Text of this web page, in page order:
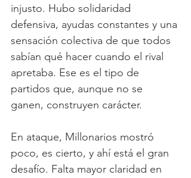
injusto. Hubo solidaridad
defensiva, ayudas constantes y una
sensación colectiva de que todos
sabían qué hacer cuando el rival
apretaba. Ese es el tipo de
partidos que, aunque no se
ganen, construyen carácter.
En ataque, Millonarios mostró
poco, es cierto, y ahí está el gran
desafío. Falta mayor claridad en